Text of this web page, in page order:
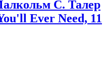
С. Талер
Ever Need, 11